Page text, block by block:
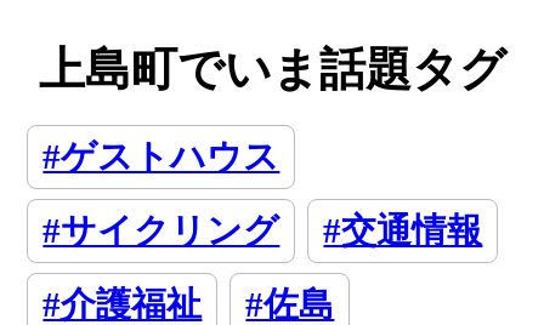
上島町でいま話題タグ
#ゲストハウス
#サイクリング
#交通情報
#介護福祉
#佐島